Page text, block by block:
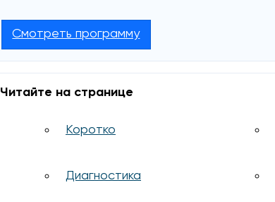
Смотреть программу
Читайте на странице
Коротко
Диагностика